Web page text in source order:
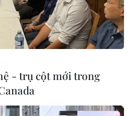
lãm quy mô lớn về
Nam
- trụ cột mới trong